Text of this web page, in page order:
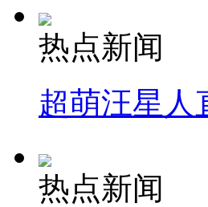
热点新闻
超萌汪星人
热点新闻